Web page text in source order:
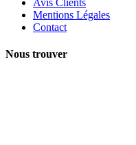
Mentions Légales
Contact
Nous trouver